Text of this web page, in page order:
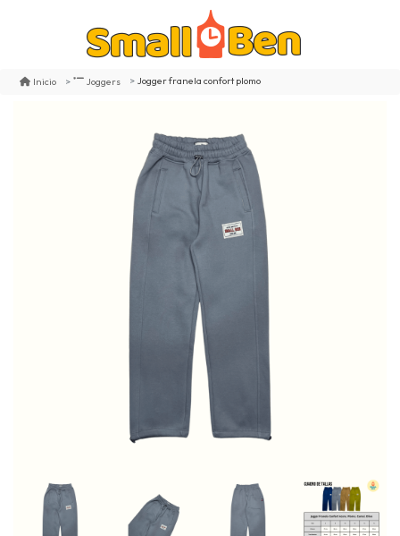
Inicio Joggers Jogger franela confort plomo